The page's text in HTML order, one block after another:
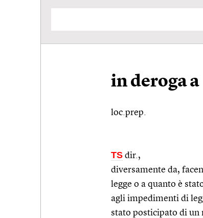
in deroga a
loc.prep.
TS dir.,
diversamente da,
legge o a quanto è
agli impedimenti di
stato posticipato di un